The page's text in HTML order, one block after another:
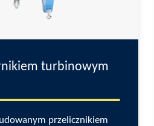
turbinowym
przelicznikiem